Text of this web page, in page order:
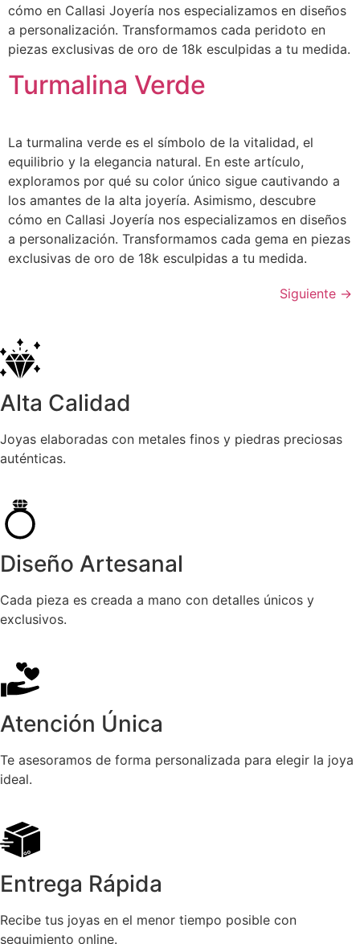
cómo en Callasi Joyería nos especializamos en diseños
a personalización. Transformamos cada peridoto en
piezas exclusivas de oro de 18k esculpidas a tu medida.
Turmalina Verde
La turmalina verde es el símbolo de la vitalidad, el
equilibrio y la elegancia natural. En este artículo,
exploramos por qué su color único sigue cautivando a
los amantes de la alta joyería. Asimismo, descubre
cómo en Callasi Joyería nos especializamos en diseños
a personalización. Transformamos cada gema en piezas
exclusivas de oro de 18k esculpidas a tu medida.
Siguiente →
Alta Calidad
Joyas elaboradas con metales finos y piedras preciosas
auténticas.
Diseño Artesanal
Cada pieza es creada a mano con detalles únicos y
exclusivos.
Atención Única
Te asesoramos de forma personalizada para elegir la joya
ideal.
Entrega Rápida
Recibe tus joyas en el menor tiempo posible con
seguimiento online.